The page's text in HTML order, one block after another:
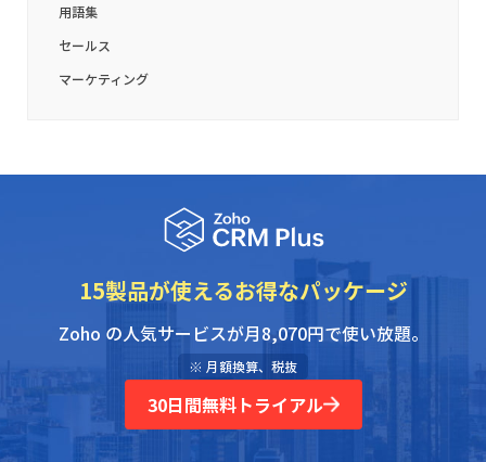
用語集
セールス
マーケティング
15製品が使えるお得なパッケージ
Zoho の人気サービスが月8,070円で使い放題。
※ 月額換算、税抜
30日間無料トライアル